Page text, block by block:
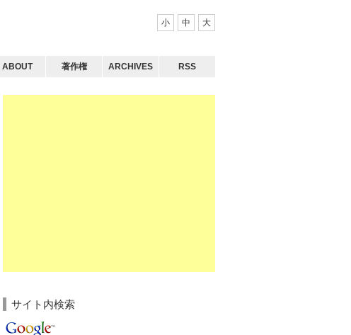
ABOUT 著作権 ARCHIVES RSS
小 中 大
サイト内検索